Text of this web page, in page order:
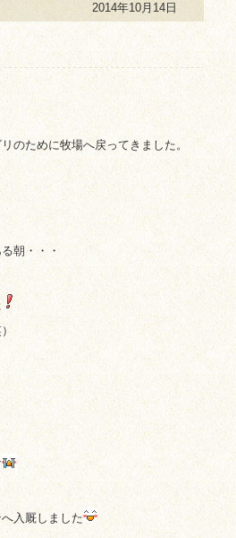
2014年10月14日
のために牧場へ戻ってきました。
朝・・・
入厩しました